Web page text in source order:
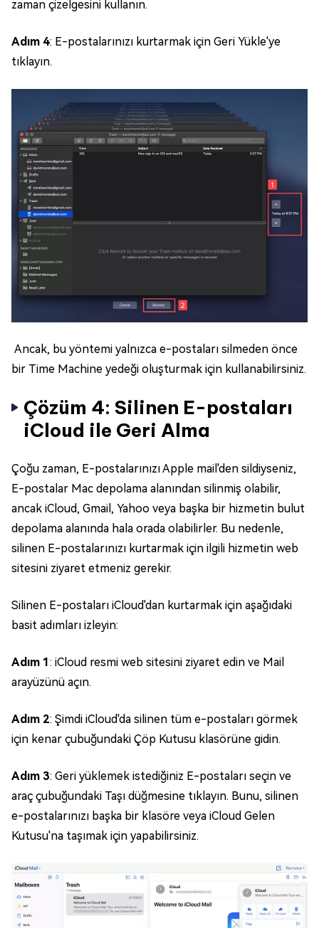
zaman çizelgesini kullanın.
Adım 4: E-postalarınızı kurtarmak için Geri Yükle'ye
tıklayın.
Ancak, bu yöntemi yalnızca e-postaları silmeden önce
bir Time Machine yedeği oluşturmak için kullanabilirsiniz.
Çözüm 4: Silinen E-postaları
iCloud ile Geri Alma
Çoğu zaman, E-postalarınızı Apple mail'den sildiyseniz,
E-postalar Mac depolama alanından silinmiş olabilir,
ancak iCloud, Gmail, Yahoo veya başka bir hizmetin bulut
depolama alanında hala orada olabilirler. Bu nedenle,
silinen E-postalarınızı kurtarmak için ilgili hizmetin web
sitesini ziyaret etmeniz gerekir.
Silinen E-postaları iCloud'dan kurtarmak için aşağıdaki
basit adımları izleyin:
Adım 1: iCloud resmi web sitesini ziyaret edin ve Mail
arayüzünü açın.
Adım 2: Şimdi iCloud'da silinen tüm e-postaları görmek
için kenar çubuğundaki Çöp Kutusu klasörüne gidin.
Adım 3: Geri yüklemek istediğiniz E-postaları seçin ve
araç çubuğundaki Taşı düğmesine tıklayın. Bunu, silinen
e-postalarınızı başka bir klasöre veya iCloud Gelen
Kutusu'na taşımak için yapabilirsiniz.